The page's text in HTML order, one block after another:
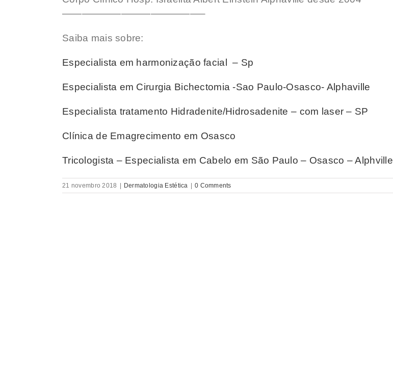
——————————————–
Saiba mais sobre:
Especialista em harmonização facial – Sp
Especialista em Cirurgia Bichectomia -Sao Paulo-Osasco- Alphaville
Especialista tratamento Hidradenite/Hidrosadenite – com laser – SP
Clínica de Emagrecimento em Osasco
Tricologista – Especialista em Cabelo em São Paulo – Osasco – Alphville
21 novembro 2018 | Dermatologia Estética | 0 Comments